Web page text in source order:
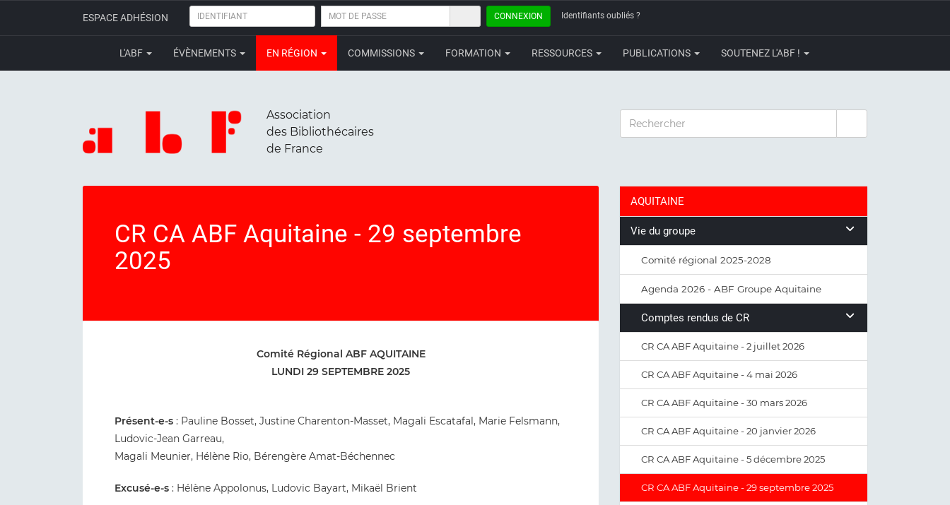
ESPACE ADHÉSION IDENTIFIANT
MOT
PASSE
CONNEXION Identifiants oubliés ?
L'ABF ÉVÈNEMENTS EN RÉGION COMMISSIONS FORMATION RESSOURCES PUBLICATIONS SOUTENEZ L'ABF !
Association
des Bibliothécaires
de France
RECHERCHER
CR CA ABF Aquitaine - 29 septembre
2025
Comité Régional ABF AQUITAINE
LUNDI 29 SEPTEMBRE 2025
Présent-e-s : Pauline Bosset, Justine Charenton-Masset, Magali Escatafal, Marie Felsmann,
Ludovic-Jean Garreau,
Magali Meunier, Hélène Rio, Bérengère Amat-Béchennec
Excusé-e-s : Hélène Appolonus, Ludovic Bayart, Mikaël Brient
AQUITAINE
Vie du groupe
Comité régional 2025-2028
Agenda 2026 - ABF Groupe Aquitaine
Comptes rendus de CR
CR CA ABF Aquitaine - 2 juillet 2026
CR CA ABF Aquitaine - 4 mai 2026
CR CA ABF Aquitaine - 30 mars 2026
CR CA ABF Aquitaine - 20 janvier 2026
CR CA ABF Aquitaine - 5 décembre 2025
CR CA ABF Aquitaine - 29 septembre 2025